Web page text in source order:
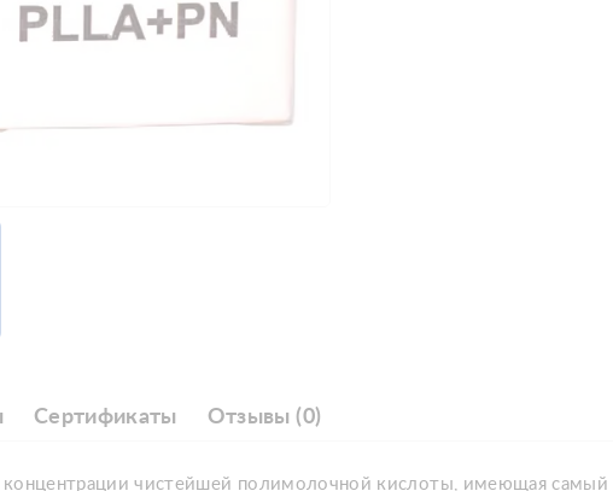
Сертификаты Отзывы (0)
концентрации чистейшей полимолочной кислоты, имеющая самый